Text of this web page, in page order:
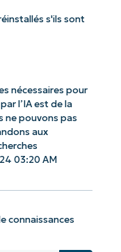
s'ils sont
nécessaires pour
l’IA est de la
ne pouvons pas
aux
03:20 AM
connaissances